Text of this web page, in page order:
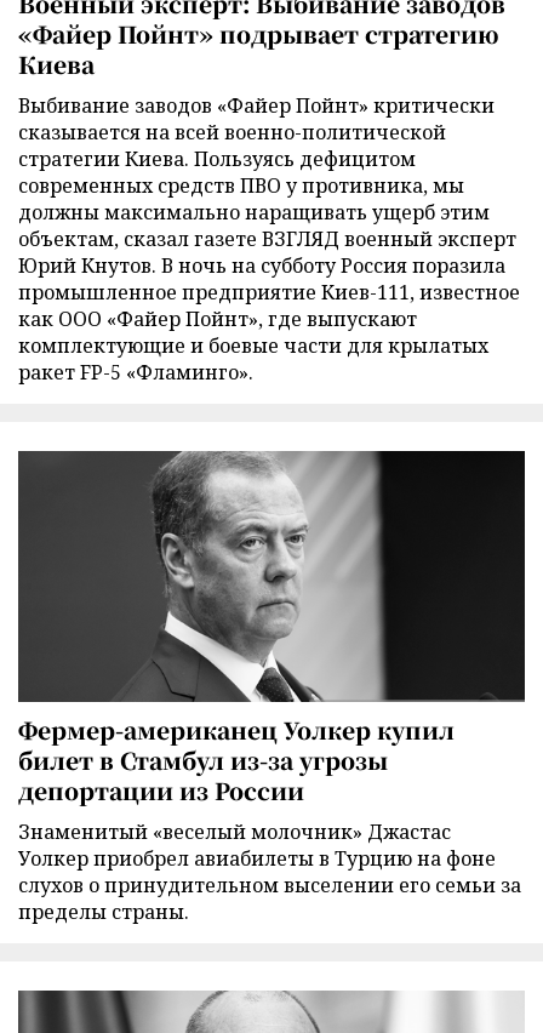
«Файер Пойнт» подрывает стратегию
Киева
Выбивание заводов «Файер Пойнт» критически
сказывается на всей военно-политической
стратегии Киева. Пользуясь дефицитом
современных средств ПВО у противника, мы
должны максимально наращивать ущерб этим
объектам, сказал газете ВЗГЛЯД военный эксперт
Юрий Кнутов. В ночь на субботу Россия поразила
промышленное предприятие Киев-111, известное
как ООО «Файер Пойнт», где выпускают
комплектующие и боевые части для крылатых
ракет FP-5 «Фламинго».
Фермер-американец Уолкер купил
билет в Стамбул из-за угрозы
депортации из России
Знаменитый «веселый молочник» Джастас
Уолкер приобрел авиабилеты в Турцию на фоне
слухов о принудительном выселении его семьи за
пределы страны.